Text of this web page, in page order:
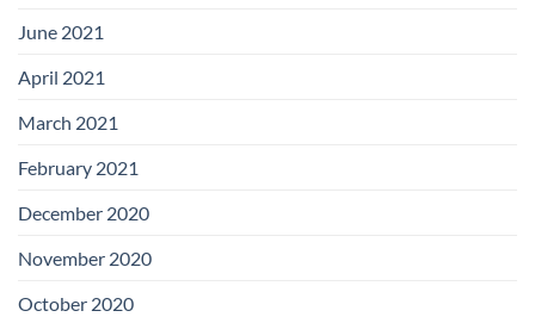
June 2021
April 2021
March 2021
February 2021
December 2020
November 2020
October 2020